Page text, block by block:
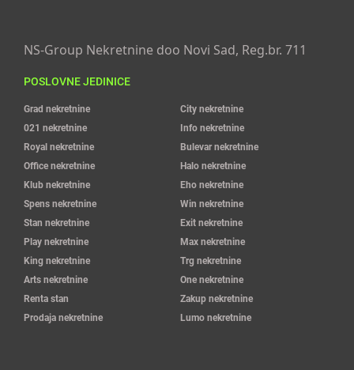
NS-Group Nekretnine doo Novi Sad, Reg.br. 711
POSLOVNE JEDINICE
Grad nekretnine
City nekretnine
021 nekretnine
Info nekretnine
Royal nekretnine
Bulevar nekretnine
Office nekretnine
Halo nekretnine
Klub nekretnine
Eho nekretnine
Spens nekretnine
Win nekretnine
Stan nekretnine
Exit nekretnine
Play nekretnine
Max nekretnine
King nekretnine
Trg nekretnine
Arts nekretnine
One nekretnine
Renta stan
Zakup nekretnine
Prodaja nekretnine
Lumo nekretnine